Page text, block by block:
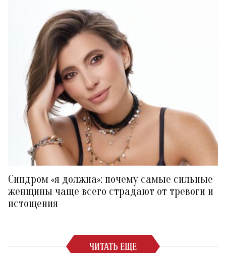
Синдром «я должна»: почему самые сильные
женщины чаще всего страдают от тревоги и
истощения
ЧИТАТЬ ЕЩЕ